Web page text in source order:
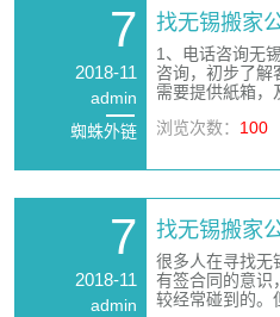
7
2018-11
admin
蜘蛛外链
找无锡搬家
1、电话咨询无
咨询，初步了解
需要提供紙箱，
浏览次数： 100
7
2018-11
admin
找无锡搬家
很多人在寻找无
有签合同的意识
较经常碰到的